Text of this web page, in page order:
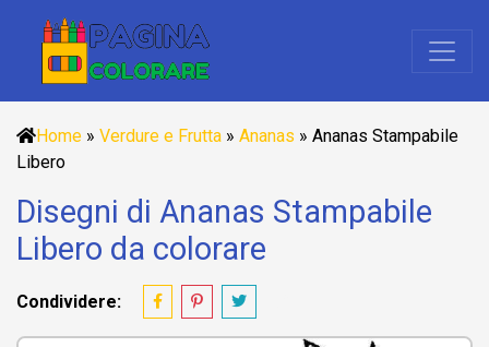
Home » Verdure e Frutta » Ananas » Ananas Stampabile
Libero
Disegni di Ananas Stampabile
Libero da colorare
Condividere: